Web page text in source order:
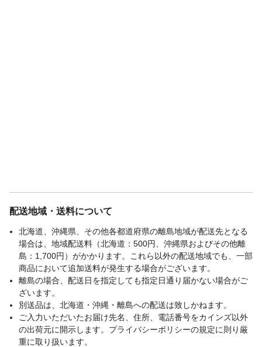
配送地域・送料について
北海道、沖縄県、その他各都道府県の離島地域が配送先となる
場合は、地域配送料（北海道：500円、沖縄県およびその他離
島：1,700円）がかかります。これら以外の配送地域でも、一部
商品において追加送料が発生する場合がございます。
離島の場合、配送日を指定しても指定日通り届かない場合がご
ざいます。
別送品は、北海道・沖縄・離島への配送は致しかねます。
ご入力いただいたお届け先名、住所、電話番号をカインズ以外
の出荷元に開示します。プライバシーポリシーの規定に則り厳
重に取り扱います。